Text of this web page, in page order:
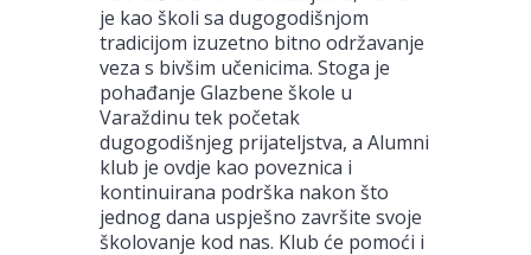
je kao školi sa dugogodišnjom
tradicijom izuzetno bitno održavanje
veza s bivšim učenicima. Stoga je
pohađanje Glazbene škole u
Varaždinu tek početak
dugogodišnjeg prijateljstva, a Alumni
klub je ovdje kao poveznica i
kontinuirana podrška nakon što
jednog dana uspješno završite svoje
školovanje kod nas. Klub će pomoći i